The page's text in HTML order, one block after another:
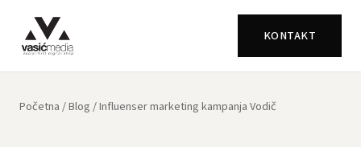
KONTAKT
Početna/Blog/ Influenser marketing kampanja Vodič